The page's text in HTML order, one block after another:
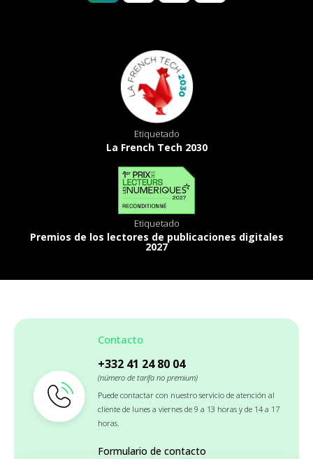
Etiquetado
La French Tech 2030
Etiquetado
Premios de los lectores de publicaciones digitales
2027
Contacto
+332 41 24 80 04
(número de tarifa no premium)
Puede contactar con nuestro servicio de atención al
cliente de lunes a viernes de 9 a 13 horas y de 14 a 17
horas.
Formulario de contacto